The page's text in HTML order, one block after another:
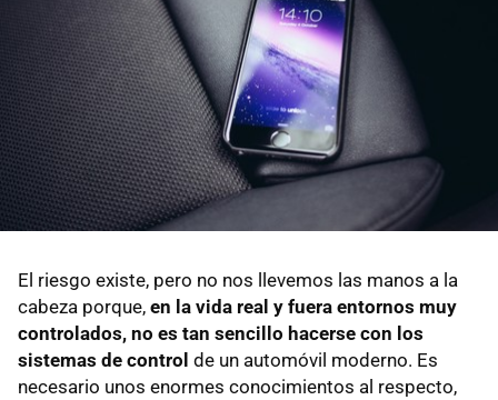
El riesgo existe, pero no nos llevemos las manos a la
cabeza porque, en la vida real y fuera entornos muy
controlados, no es tan sencillo hacerse con los
sistemas de control de un automóvil moderno. Es
necesario unos enormes conocimientos al respecto,